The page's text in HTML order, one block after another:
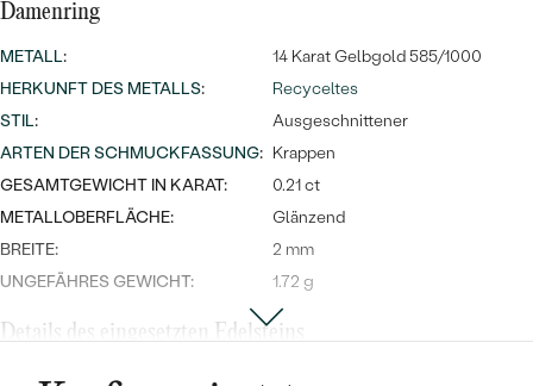
Damenring
METALL:
14 Karat Gelbgold 585/1000
HERKUNFT DES METALLS:
Recyceltes
STIL:
Ausgeschnittener
ARTEN DER SCHMUCKFASSUNG: Krappen
GESAMTGEWICHT IN KARAT:
0.21 ct
METALLOBERFLÄCHE:
Glänzend
BREITE:
2 mm
UNGEFÄHRES GEWICHT:
1.72 g
Details des eingesetzten Edelsteins